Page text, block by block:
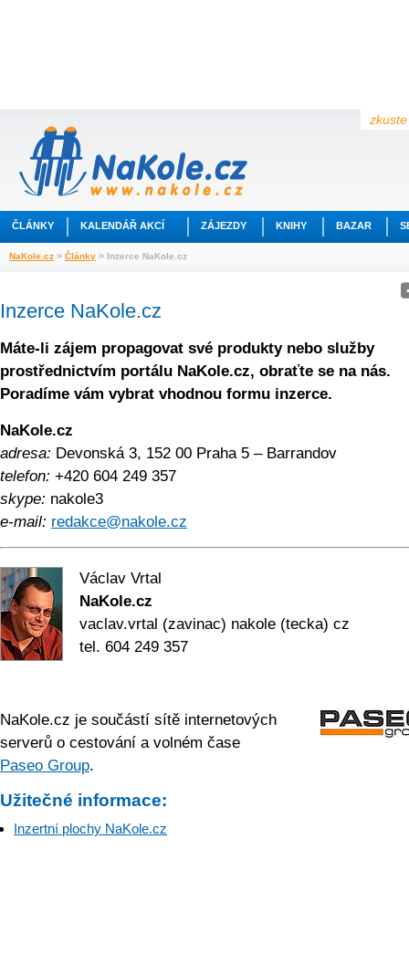
ČLÁNKY KALENDÁŘ AKCÍ ZÁJEZDY KNIHY BAZAR
NaKole.cz > Články > Inzerce NaKole.cz
Inzerce NaKole.cz
Máte-li zájem propagovat své produkty nebo služby
prostřednictvím portálu NaKole.cz, obraťte se na nás.
Poradíme vám vybrat vhodnou formu inzerce.
NaKole.cz
adresa: Devonská 3, 152 00 Praha 5 – Barrandov
telefon: +420 604 249 357
skype: nakole3
e-mail: redakce@nakole.cz
Václav Vrtal
NaKole.cz
vaclav.vrtal (zavinac) nakole (tecka) cz
tel. 604 249 357
NaKole.cz je součástí sítě internetových
serverů o cestování a volném čase
Paseo Group.
Užitečné informace:
Inzertní plochy NaKole.cz